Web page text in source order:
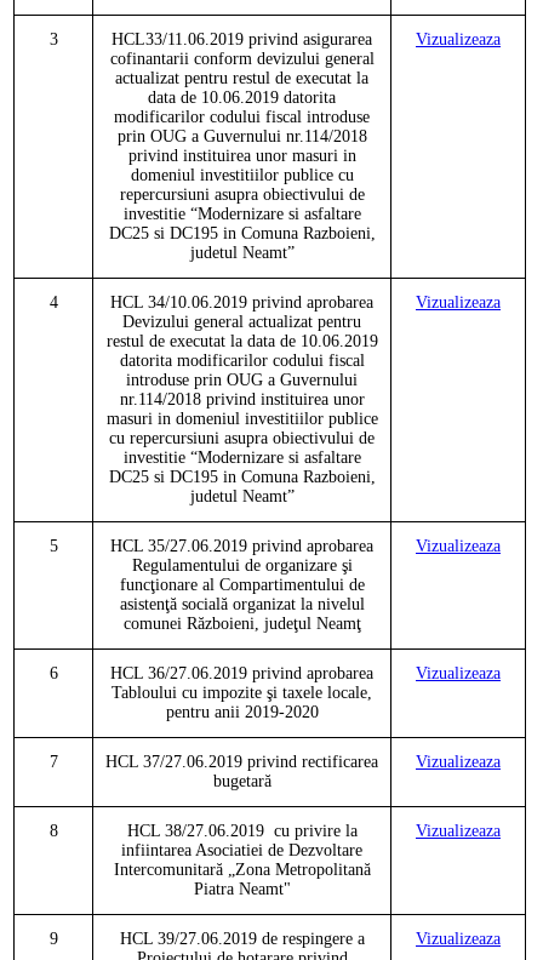
3 HCL33/11.06.2019 privind asigurarea
cofinantarii conform devizului general
actualizat pentru restul de executat la
data de 10.06.2019 datorita
modificarilor codului fiscal introduse
prin OUG a Guvernului nr.114/2018
privind instituirea unor masuri in
domeniul investitiilor publice cu
repercursiuni asupra obiectivului de
investitie “Modernizare si asfaltare
DC25 si DC195 in Comuna Razboieni,
judetul Neamt”
Vizualizeaza
4 HCL 34/10.06.2019 privind aprobarea
Devizului general actualizat pentru
restul de executat la data de 10.06.2019
datorita modificarilor codului fiscal
introduse prin OUG a Guvernului
nr.114/2018 privind instituirea unor
masuri in domeniul investitiilor publice
cu repercursiuni asupra obiectivului de
investitie “Modernizare si asfaltare
DC25 si DC195 in Comuna Razboieni,
judetul Neamt”
Vizualizeaza
5 HCL 35/27 .06.2019 privind aprobarea
Regulamentului de organizare şi
funcţionare al Compartimentului de
asistenţă socială organizat la nivelul
comunei Războieni, judeţul Neamţ
Vizualizeaza
6 HCL 36/27 .06.2019 privind aprobarea
Tabloului cu impozite şi taxele locale,
pentru anii 2019-2020
Vizualizeaza
7 HCL 37/27 .06.2019 privind rectificarea
bugetară
Vizualizeaza
8 HCL 38/27.06.2019cu privire la
infiintarea Asociatiei de Dezvoltare
Intercomunitară „Zona Metropolitană
Piatra Neamt"
Vizualizeaza
9 HCL 39/27.06.2019de respingere a
Vizualizeaza